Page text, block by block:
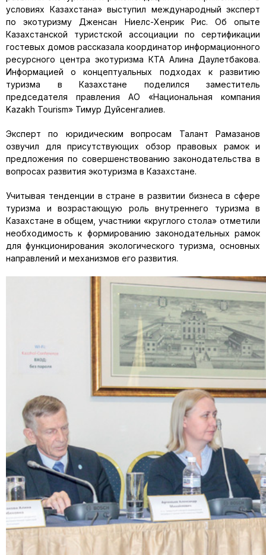
условиях Казахстана» выступил международный эксперт
по экотуризму Дженсан Ниелс-Хенрик Рис. Об опыте
Казахстанской туристской ассоциации по сертификации
гостевых домов рассказала координатор информационного
ресурсного центра экотуризма КТА Алина Даулетбакова.
Информацией о концептуальных подходах к развитию
туризма в Казахстане поделился заместитель
председателя правления АО «Национальная компания
Kazakh Tourism» Тимур Дуйсенгалиев.
Эксперт по юридическим вопросам Талант Рамазанов
озвучил для присутствующих обзор правовых рамок и
предложения по совершенствованию законодательства в
вопросах развития экотуризма в Казахстане.
Учитывая тенденции в стране в развитии бизнеса в сфере
туризма и возрастающую роль внутреннего туризма в
Казахстане в общем, участники «круглого стола» отметили
необходимость к формированию законодательных рамок
для функционирования экологического туризма, основных
направлений и механизмов его развития.